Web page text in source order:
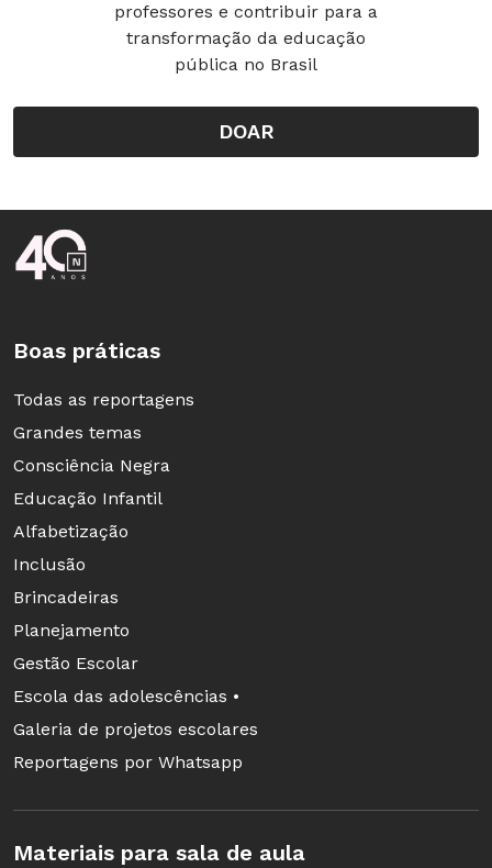
professores e contribuir para a
transformação da educação
pública no Brasil
DOAR
Rodapé da Nova Escola
Boas práticas
Todas as reportagens
Grandes temas
Consciência Negra
Educação Infantil
Alfabetização
Inclusão
Brincadeiras
Planejamento
Gestão Escolar
Escola das adolescências •
Galeria de projetos escolares
Reportagens por Whatsapp
Materiais para sala de aula